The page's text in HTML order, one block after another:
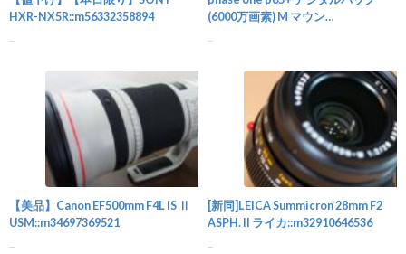
HXR-NX5R::m56332358894
(6000万画素) M マウン
【美品】Canon EF500mm F4L IS Ⅱ
USM::m34697369521
[新同]LEICA Summicron 28mm F2
ASPH. II ライカ::m32910646536